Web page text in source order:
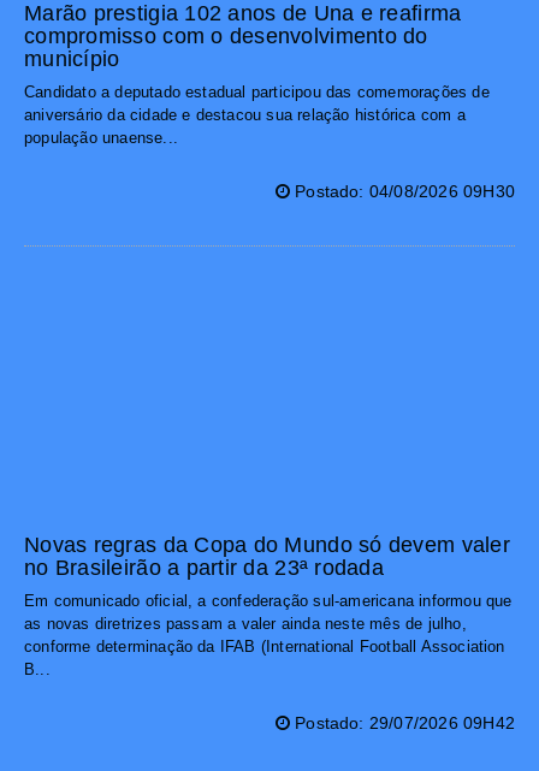
Marão prestigia 102 anos de Una e reafirma
compromisso com o desenvolvimento do
município
Candidato a deputado estadual participou das comemorações de
aniversário da cidade e destacou sua relação histórica com a
população unaense...
Postado: 04/08/2026 09H30
Novas regras da Copa do Mundo só devem valer
no Brasileirão a partir da 23ª rodada
Em comunicado oficial, a confederação sul-americana informou que
as novas diretrizes passam a valer ainda neste mês de julho,
conforme determinação da IFAB (International Football Association
B...
Postado: 29/07/2026 09H42